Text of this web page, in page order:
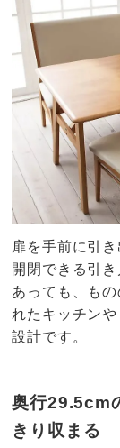
扉を手前に引
開閉できる引
あっても、も
れたキッチン
設計です。
奥行29.5cm
きり収まる